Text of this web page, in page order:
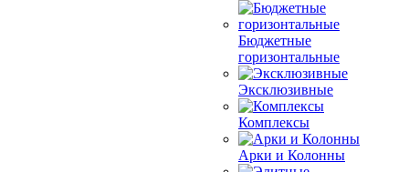
Бюджетные
горизонтальные
Эксклюзивные
Комплексы
Арки и Колонны